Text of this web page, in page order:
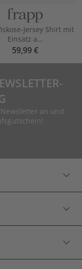
Jersey Shirt mit
Einsatz a...
59,99 €
Newsletter an und